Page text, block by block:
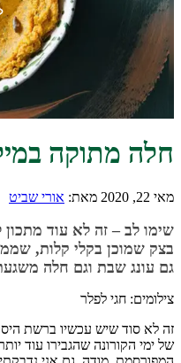
חלה מתוקה
מאי 22, 2020 מאת: אורי שביט
שימו לב – זה לא עוד
בצק שמוכן בקלי קלות,
גם עונג שבת וגם חלה
צילומים: חגי לפלר
זה לא סוד שיש עכשיו ברשת
של ימי הקורונה שהגבירו עוד